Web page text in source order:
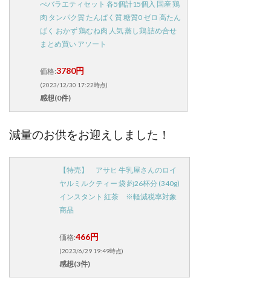
べバラエティセット 各5個計15個入 国産 鶏
肉 タンパク質 たんぱく質 糖質0 ゼロ 高たん
ぱく おかず 鶏むね肉 人気 蒸し鶏 詰め合せ
まとめ買い アソート
価格:3780円
(2023/12/30 17:22時点)
感想(0件)
減量のお供をお迎えしました！
【特売】 アサヒ 牛乳屋さんのロイ
ヤルミルクティー 袋 約26杯分 (340g)
インスタント 紅茶 ※軽減税率対象
商品
価格:466円
(2023/6/29 19:49時点)
感想(3件)